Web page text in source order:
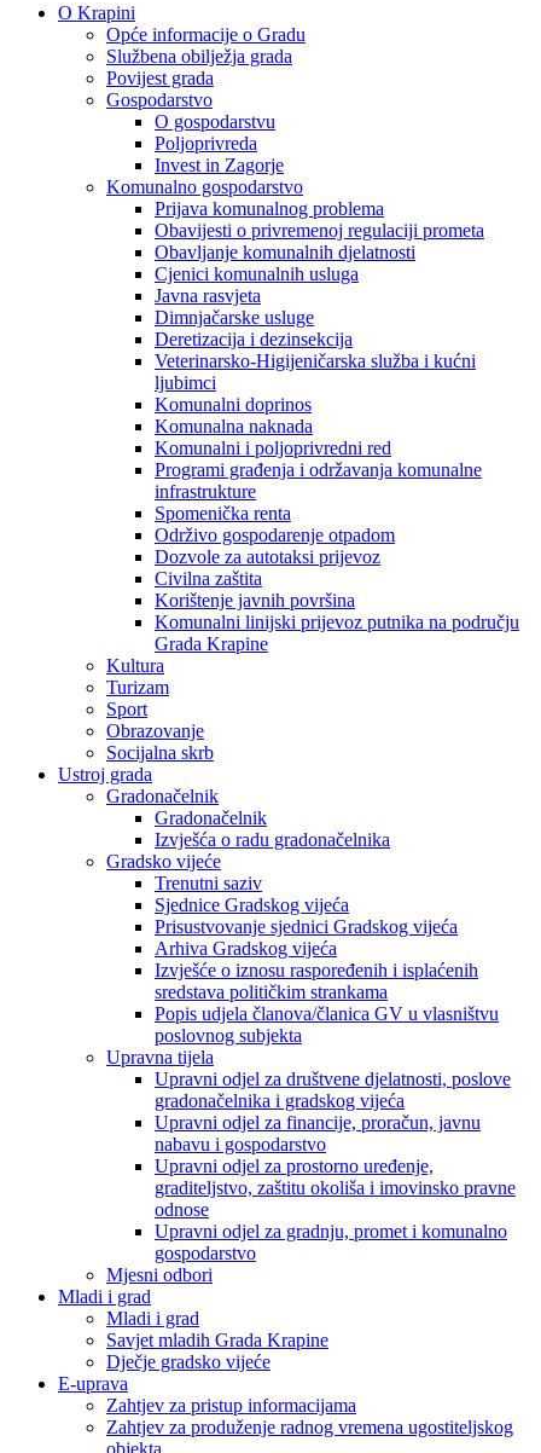
O Krapini
Opće informacije o Gradu
Službena obilježja grada
Povijest grada
Gospodarstvo
O gospodarstvu
Poljoprivreda
Invest in Zagorje
Komunalno gospodarstvo
Prijava komunalnog problema
Obavijesti o privremenoj regulaciji prometa
Obavljanje komunalnih djelatnosti
Cjenici komunalnih usluga
Javna rasvjeta
Dimnjačarske usluge
Deretizacija i dezinsekcija
Veterinarsko-Higijeničarska služba i kućni
ljubimci
Komunalni doprinos
Komunalna naknada
Komunalni i poljoprivredni red
Programi građenja i održavanja komunalne
infrastrukture
Spomenička renta
Održivo gospodarenje otpadom
Dozvole za autotaksi prijevoz
Civilna zaštita
Korištenje javnih površina
Komunalni linijski prijevoz putnika na području
Grada Krapine
Kultura
Turizam
Sport
Obrazovanje
Socijalna skrb
Ustroj grada
Gradonačelnik
Gradonačelnik
Izvješća o radu gradonačelnika
Gradsko vijeće
Trenutni saziv
Sjednice Gradskog vijeća
Prisustvovanje sjednici Gradskog vijeća
Arhiva Gradskog vijeća
Izvješće o iznosu raspoređenih i isplaćenih
sredstava političkim strankama
Popis udjela članova/članica GV u vlasništvu
poslovnog subjekta
Upravna tijela
Upravni odjel za društvene djelatnosti, poslove
gradonačelnika i gradskog vijeća
Upravni odjel za financije, proračun, javnu
nabavu i gospodarstvo
Upravni odjel za prostorno uređenje,
graditeljstvo, zaštitu okoliša i imovinsko pravne
odnose
Upravni odjel za gradnju, promet i komunalno
gospodarstvo
Mjesni odbori
Mladi i grad
Mladi i grad
Savjet mladih Grada Krapine
Dječje gradsko vijeće
E-uprava
Zahtjev za pristup informacijama
Zahtjev za produženje radnog vremena ugostiteljskog
objekta